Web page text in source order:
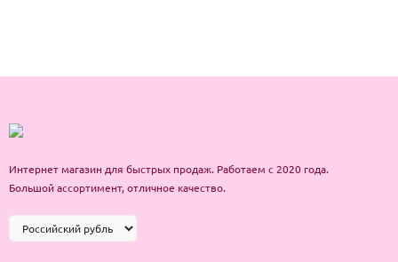
Интернет магазин для быстрых продаж. Работаем с 2020 года.
Большой ассортимент, отличное качество.